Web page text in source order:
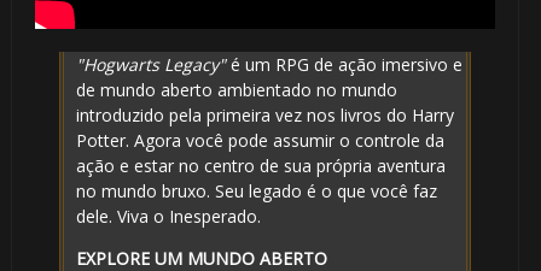
"Hogwarts Legacy"é um RPG de ação imersivo e
de mundo aberto ambientado no mundo
introduzido pela primeira vez nos livros do Harry
Potter. Agora você pode assumir o controle da
ação e estar no centro de sua própria aventura
no mundo bruxo. Seu legado é o que você faz
dele. Viva o Inesperado.
EXPLORE UM MUNDO ABERTO